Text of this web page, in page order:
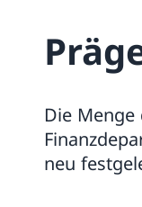
Die
neu